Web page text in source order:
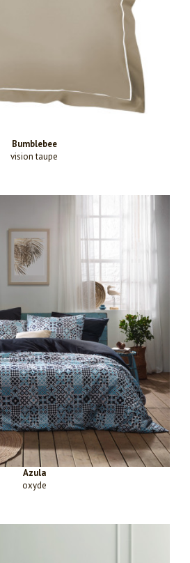
Bumblebee
vision taupe
Azula
oxyde